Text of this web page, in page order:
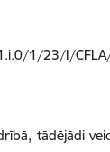
1/23/I/
tādējādi